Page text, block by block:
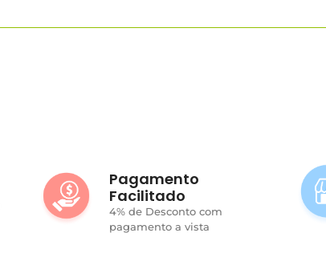
Pagamento
Facilitado
4% de Desconto com
pagamento a vista